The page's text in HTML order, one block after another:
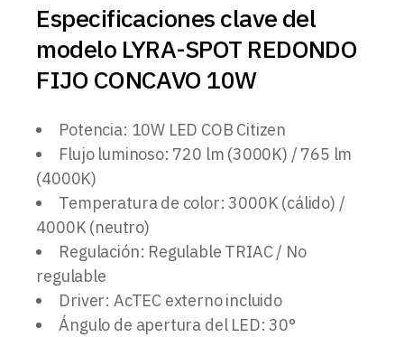
Especificaciones clave del
modelo LYRA-SPOT REDONDO
FIJO CONCAVO 10W
Potencia: 10W LED COB Citizen
Flujo luminoso: 720 lm (3000K) / 765 lm
(4000K)
Temperatura de color: 3000K (cálido) /
4000K (neutro)
Regulación: Regulable TRIAC / No
regulable
Driver: AcTEC externo incluido
Ángulo de apertura del LED: 30°